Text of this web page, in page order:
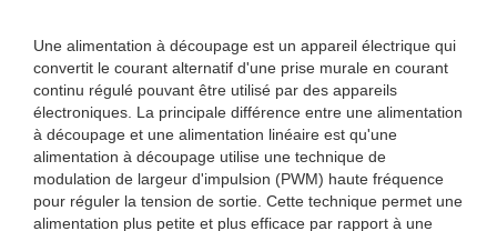
Une alimentation à découpage est un appareil électrique qui
convertit le courant alternatif d'une prise murale en courant
continu régulé pouvant être utilisé par des appareils
électroniques. La principale différence entre une alimentation
à découpage et une alimentation linéaire est qu'une
alimentation à découpage utilise une technique de
modulation de largeur d'impulsion (PWM) haute fréquence
pour réguler la tension de sortie. Cette technique permet une
alimentation plus petite et plus efficace par rapport à une